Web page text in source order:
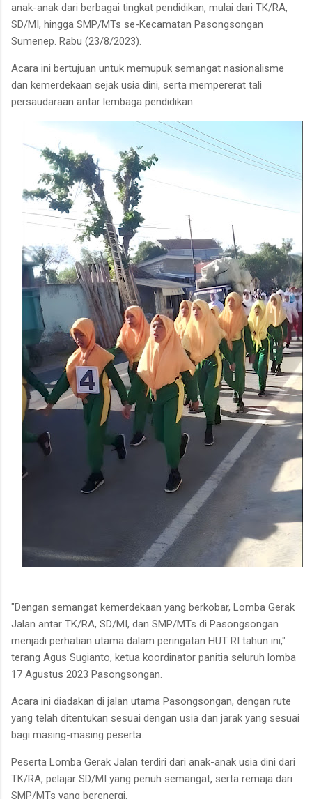
anak-anak dari berbagai tingkat pendidikan, mulai dari TK/RA,
SD/MI, hingga SMP/MTs se-Kecamatan Pasongsongan
Sumenep. Rabu (23/8/2023).
Acara ini bertujuan untuk memupuk semangat nasionalisme
dan kemerdekaan sejak usia dini, serta mempererat tali
persaudaraan antar lembaga pendidikan.
"Dengan semangat kemerdekaan yang berkobar, Lomba Gerak
Jalan antar TK/RA, SD/MI, dan SMP/MTs di Pasongsongan
menjadi perhatian utama dalam peringatan HUT RI tahun ini,"
terang Agus Sugianto, ketua koordinator panitia seluruh lomba
17 Agustus 2023 Pasongsongan.
Acara ini diadakan di jalan utama Pasongsongan, dengan rute
yang telah ditentukan sesuai dengan usia dan jarak yang sesuai
bagi masing-masing peserta.
Peserta Lomba Gerak Jalan terdiri dari anak-anak usia dini dari
TK/RA, pelajar SD/MI yang penuh semangat, serta remaja dari
SMP/MTs yang berenergi.